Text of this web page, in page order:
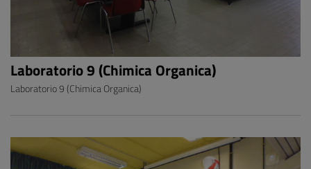
Laboratorio 9 (Chimica Organica)
Laboratorio 9 (Chimica Organica)